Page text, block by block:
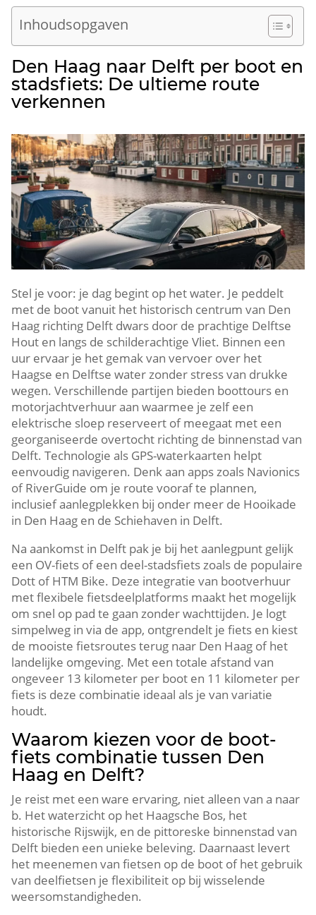
Inhoudsopgaven
Den Haag naar Delft per boot en
stadsfiets: De ultieme route
verkennen
Stel je voor: je dag begint op het water.​ Je peddelt
met de boot vanuit het historisch centrum van Den
Haag richting Delft dwars door de prachtige Delftse
Hout en langs de schilderachtige Vliet.​ Binnen een
uur ervaar je het gemak van vervoer over het
Haagse en Delftse water zonder stress van drukke
wegen.​ Verschillende partijen bieden boottours en
motorjachtverhuur aan waarmee je zelf een
elektrische sloep reserveert of meegaat met een
georganiseerde overtocht richting de binnenstad van
Delft.​ Technologie als GPS-waterkaarten helpt
eenvoudig navigeren.​ Denk aan apps zoals Navionics
of RiverGuide om je route vooraf te plannen,
inclusief aanlegplekken bij onder meer de Hooikade
in Den Haag en de Schiehaven in Delft.​
Na aankomst in Delft pak je bij het aanlegpunt gelijk
een OV-fiets of een deel-stadsfiets zoals de populaire
Dott of HTM Bike.​ Deze integratie van bootverhuur
met flexibele fietsdeelplatforms maakt het mogelijk
om snel op pad te gaan zonder wachttijden.​ Je logt
simpelweg in via de app, ontgrendelt je fiets en kiest
de mooiste fietsroutes terug naar Den Haag of het
landelijke omgeving.​ Met een totale afstand van
ongeveer 13 kilometer per boot en 11 kilometer per
fiets is deze combinatie ideaal als je van variatie
houdt.​
Waarom kiezen voor de boot-
fiets combinatie tussen Den
Haag en Delft?
Je reist met een ware ervaring, niet alleen van a naar
b.​ Het waterzicht op het Haagsche Bos, het
historische Rijswijk, en de pittoreske binnenstad van
Delft bieden een unieke beleving.​ Daarnaast levert
het meenemen van fietsen op de boot of het gebruik
van deelfietsen je flexibiliteit op bij wisselende
weersomstandigheden.​